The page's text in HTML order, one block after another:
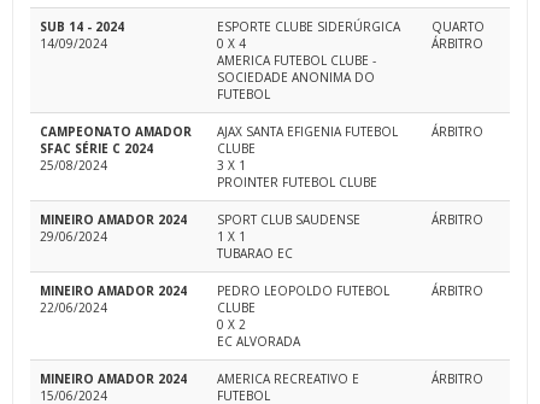
SUB 14 - 2024
14/09/2024
ESPORTE CLUBE SIDERÚRGICA
0 X 4
AMERICA FUTEBOL CLUBE -
SOCIEDADE ANONIMA DO
FUTEBOL
QUARTO
ÁRBITRO
CAMPEONATO AMADOR
SFAC SÉRIE C 2024
25/08/2024
AJAX SANTA EFIGENIA FUTEBOL
CLUBE
3 X 1
PROINTER FUTEBOL CLUBE
ÁRBITRO
MINEIRO AMADOR 2024
29/06/2024
SPORT CLUB SAUDENSE
1 X 1
TUBARAO EC
ÁRBITRO
MINEIRO AMADOR 2024
22/06/2024
PEDRO LEOPOLDO FUTEBOL
CLUBE
0 X 2
EC ALVORADA
ÁRBITRO
MINEIRO AMADOR 2024
15/06/2024
AMERICA RECREATIVO E
FUTEBOL
ÁRBITRO